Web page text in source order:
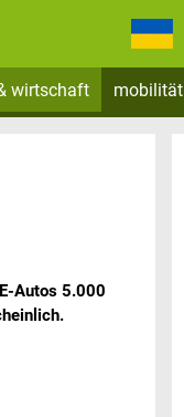
wirtschaft mobilität
Autos 5.000